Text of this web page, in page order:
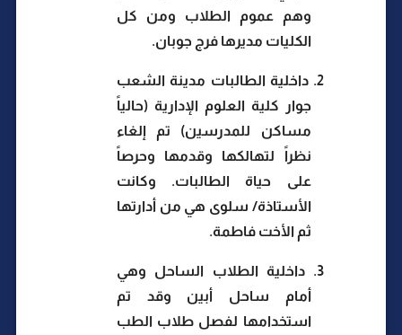
وهم عموم الطلاب ومن كل
الكليات مديرها فرج جوبان.
2. داخلية الطالبات مدينة الشعب
جوار كلية العلوم الإدارية (حالياً
مساكن للمدرسين) تم إلغاء
نظراً لتهالكها وقدمها وحرصاً
على حياة الطالبات. وكانت
الأستاذة/ سلوى هي من أدارتها
ثم الأخت فاطمة.
3.
داخلية الطلاب الساحل وهي
أمام ساحل أبين وقد تم
استخدامها لفصل طلاب الطب